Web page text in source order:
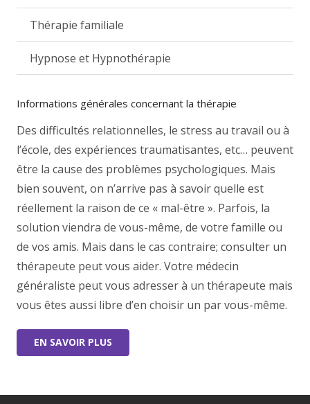
Thérapie familiale
Hypnose et Hypnothérapie
Informations générales concernant la thérapie
Des difficultés relationnelles, le stress au travail ou à
l’école, des expériences traumatisantes, etc… peuvent
être la cause des problèmes psychologiques. Mais
bien souvent, on n’arrive pas à savoir quelle est
réellement la raison de ce « mal-être ». Parfois, la
solution viendra de vous-même, de votre famille ou
de vos amis. Mais dans le cas contraire; consulter un
thérapeute peut vous aider. Votre médecin
généraliste peut vous adresser à un thérapeute mais
vous êtes aussi libre d’en choisir un par vous-même.
EN SAVOIR PLUS